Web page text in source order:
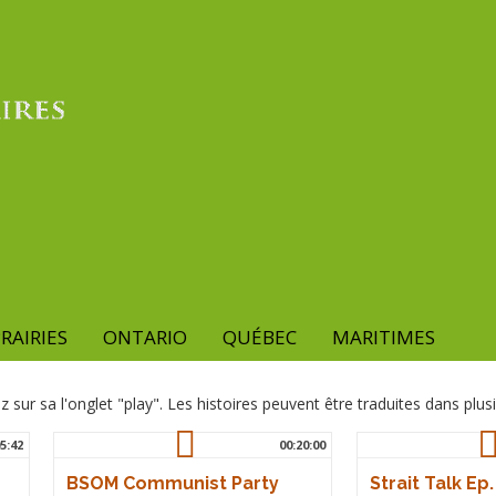
ONTARIO QUÉBEC
MARITIMES
sur sa l'onglet "play". Les histoires peuvent être traduites dans
00:20:00
BSOM Communist Party
Strait Talk Ep.